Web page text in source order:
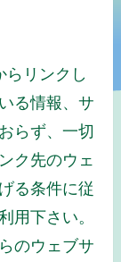
らリンクし
る情報、サ
らず、一切
ク先のウェ
る条件に従
用下さい。
のウェブサ